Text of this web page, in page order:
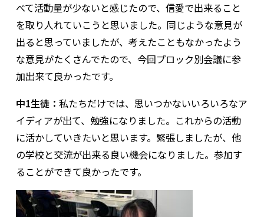
べて活動量が少ないと感じたので、信愛で出来ること
を取り人れていこうと思いました。同じような意見が
出ると思っていましたが、考えたこともなかったよう
な意見がたくさんでたので、今回プロック別会議に参
加出来て良かったです。
中1生徒： 私たちだけでは、思いつかないいろいろなア
イディアが出て、勉強になりました。これからの活動
に活かしていきたいと思います。緊張しましたが、他
の学校と交流が出来る良い機会になりました。参加す
ることができて良かったです。